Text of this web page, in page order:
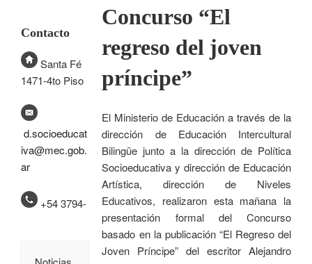
Concurso “El
regreso del joven
príncipe”
El Ministerio de Educación a través de la
dirección de Educación Intercultural
Bilingüe junto a la dirección de Política
Socioeducativa y dirección de Educación
Artística, dirección de Niveles
Educativos, realizaron esta mañana la
presentación formal del Concurso
basado en la publicación “El Regreso del
Joven Príncipe” del escritor Alejandro
Contacto
Santa Fé
1471-4to Piso
d.socioeducat
iva@mec.gob.
ar
+54 3794-